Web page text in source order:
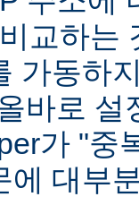
교하는
가동하
바로 설
가 "중
에 대부